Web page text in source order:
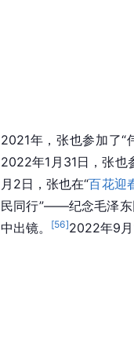
2021年，张也参加了“
2022年1月31日，张也
月2日，张也在“百花迎
民同行”——纪念毛泽东
中出镜。
[56]2022年9